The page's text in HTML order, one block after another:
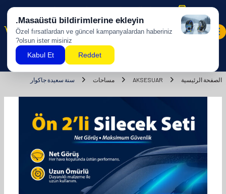
شحن مجاني للمشتريات بقيمة 500 ليرة تركية وما فوق!
الصفحة الرئيسية AKSESUAR مساحات سنة سعيدة جاكوار